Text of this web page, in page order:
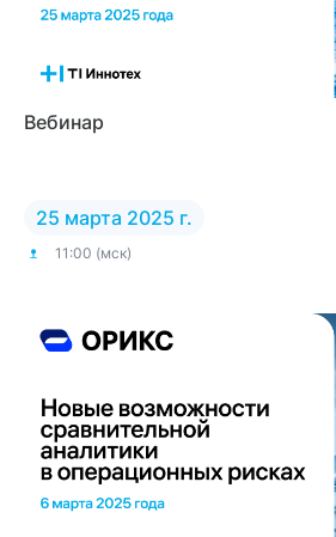
Вебинар
25 марта 2025 г.
11:00 (мск)